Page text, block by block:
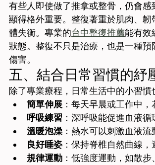
有些人即使做了推拿或整骨，仍會
顯得格外重要。整復著重於肌肉、
體失衡。專業的台中整復推薦能有效
狀態。整復不只是治療，也是一種
傷害。
五、結合日常習慣的紓
除了專業療程，日常生活中的小習
簡單伸展 ：每天早晨或工作中
呼吸練習 ：深呼吸能促進血液
溫暖泡澡 ：熱水可以刺激血液
良好睡姿 ：保持脊椎自然曲線
規律運動 ：低強度運動，如散